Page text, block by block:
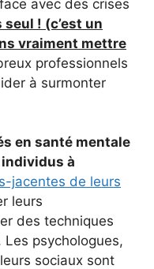
avec des crises
seul ! (c’est un
vraiment mettre
professionnels
à surmonter
en santé mentale
à
jacentes de leurs
leurs
des techniques
psychologues,
sociaux sont